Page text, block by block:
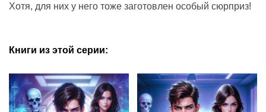
Хотя, для них у него тоже заготовлен особый сюрприз!
Книги из этой серии: